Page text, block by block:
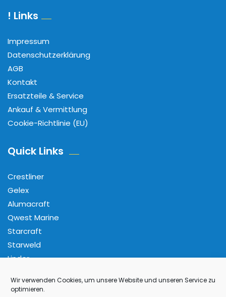
Wir verwenden Cookies, um unsere Website und unseren Service zu
optimieren.
! Links
Impressum
Datenschutzerklärung
AGB
Kontakt
Ersatzteile & Service
Ankauf & Vermittlung
Cookie-Richtlinie (EU)
Quick Links
Crestliner
Gelex
Alumacraft
Qwest Marine
Starcraft
Starweld
Linder
Folge Uns